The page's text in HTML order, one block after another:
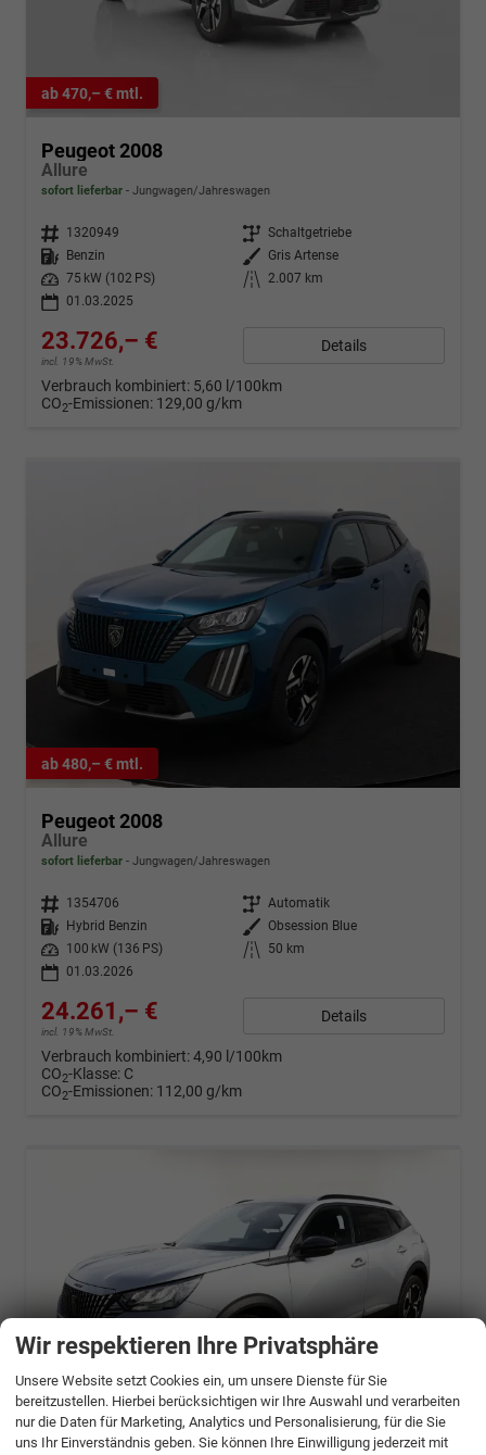
ab 470,– € mtl.
Peugeot 2008
Allure
sofort lieferbar Jungwagen/Jahreswagen
Fahrzeugnr. 1320949 Getriebe Schaltgetriebe
Kraftstoff
Benzin Außenfarbe
Gris Artense
Leistung
75 kW (102 PS) Kilometerstand
2.007 km
01.03.2025
23.726,– €
incl. 19% MwSt.
Details
Verbrauch kombiniert: 5,60 l/100km
CO2-Emissionen: 129,00 g/km
ab 480,– € mtl.
Peugeot 2008
Allure
sofort lieferbar Jungwagen/Jahreswagen
Fahrzeugnr. 1354706 Getriebe Automatik
Kraftstoff
Hybrid Benzin Außenfarbe Obsession Blue
Leistung
100 kW (136 PS) Kilometerstand
50 km
01.03.2026
24.261,– €
incl. 19% MwSt.
Details
Verbrauch kombiniert:4,90 l/100km
CO2-Klasse: C
CO2-Emissionen: 112,00 g/km
ab 481,– € mtl.
Wir respektieren Ihre Privatsphäre
Unsere Website setzt Cookies ein, um unsere Dienste für Sie
bereitzustellen. Hierbei berücksichtigen wir Ihre Auswahl und verarbeiten
nur die Daten für Marketing, Analytics und Personalisierung, für die Sie
uns Ihr Einverständnis geben. Sie können Ihre Einwilligung jederzeit mit